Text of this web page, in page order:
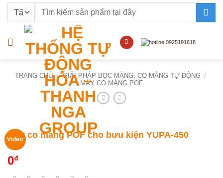
nội
Tìm
TRANG CHỦ / GIẢI PHÁP BỌC MÀNG, CO MÀNG TỰ ĐỘNG /
MÁY CO MÀNG POF
Video
Máy co màng POF cho bưu kiện YUPA-450
0₫